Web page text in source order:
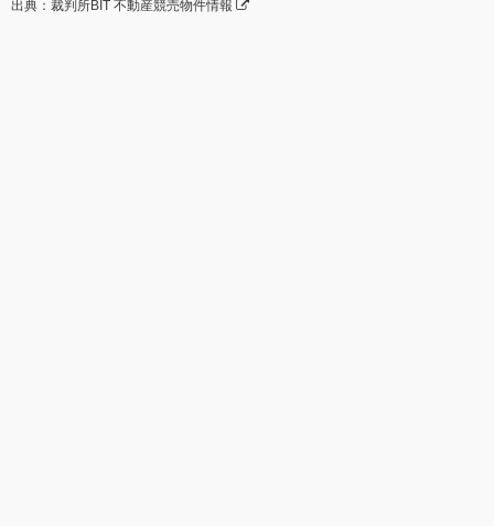
出典：裁判所BIT 不動産競売物件情報